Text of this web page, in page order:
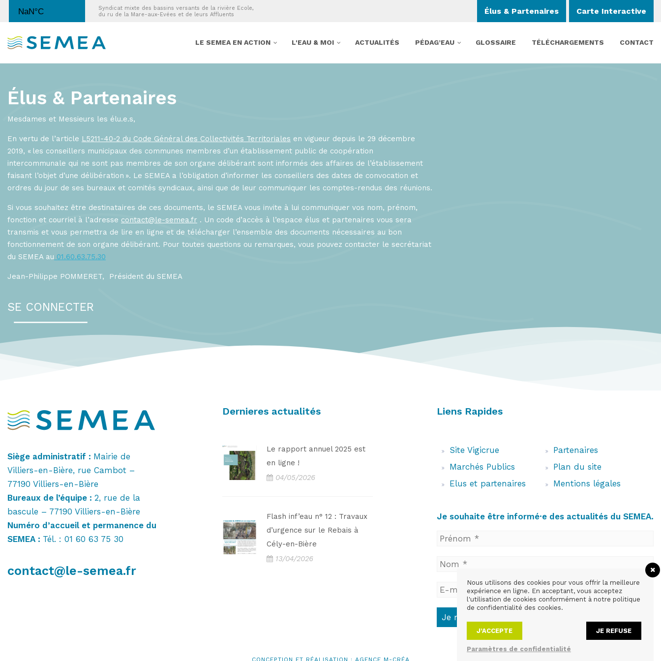
Syndicat mixte des bassins versants de la rivière Ecole,
du ru de la Mare-aux-Evées et de leurs Affluents
Élus & Partenaires Carte Interactive
LE SEMEA EN ACTION L'EAU & MOI ACTUALITÉS PÉDAG’EAU GLOSSAIRE TÉLÉCHARGEMENTS CONTACT
Élus & Partenaires
Mesdames et Messieurs les élu.e.s,
En vertu de l’article L5211-40-2 du Code Général des Collectivités Territoriales en vigueur depuis le 29 décembre
2019, « les conseillers municipaux des communes membres d’un établissement public de coopération
intercommunale qui ne sont pas membres de son organe délibérant sont informés des affaires de l’établissement
faisant l’objet d’une délibération ». Le SEMEA a l’obligation d’informer les conseillers des dates de convocation et
ordres du jour de ses bureaux et comités syndicaux, ainsi que de leur communiquer les comptes-rendus des réunions.
Si vous souhaitez être destinataires de ces documents, le SEMEA vous invite à lui communiquer vos nom, prénom,
fonction et courriel à l’adresse contact@le-semea.fr . Un code d’accès à l’espace élus et partenaires vous sera
transmis et vous permettra de lire en ligne et de télécharger l’ensemble des documents nécessaires au bon
fonctionnement de son organe délibérant. Pour toutes questions ou remarques, vous pouvez contacter le secrétariat
du SEMEA au 01.60.63.75.30
Jean-Philippe POMMERET, Président du SEMEA
SE CONNECTER
Siège administratif : Mairie de
Villiers-en-Bière, rue Cambot –
77190 Villiers-en-Bière
Bureaux de l’équipe : 2, rue de la
bascule – 77190 Villiers-en-Bière
Numéro d’accueil et permanence du
SEMEA : Tél. : 01 60 63 75 30
contact@le-semea.fr
Dernieres actualités
Le rapport annuel 2025 est
en ligne !
04/05/2026
Flash inf’eau n° 12 : Travaux
d’urgence sur le Rebais à
Cély-en-Bière
13/04/2026
Liens Rapides
Site Vigicrue
Marchés Publics
Elus et partenaires
Partenaires
Plan du site
Mentions légales
Je souhaite être informé·e des actualités du SEMEA.
CONCEPTION ET RÉALISATION : AGENCE M-CRÉA
Nous utilisons des cookies pour vous offrir la meilleure
expérience en ligne. En acceptant, vous acceptez
l'utilisation de cookies conformément à notre politique
de confidentialité des cookies.
J’ACCEPTE JE REFUSE
Paramètres de confidentialité